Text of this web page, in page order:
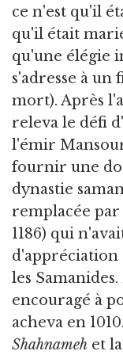
ce n'est qu'il
qu'il était
qu'une élégie
s'adresse à un
mort). Après
releva le défi
l'émir
fournir une dot
dynastie
remplacée par
1186) qui
d'appréciation
les
encouragé à
acheva en
Shahnameh et